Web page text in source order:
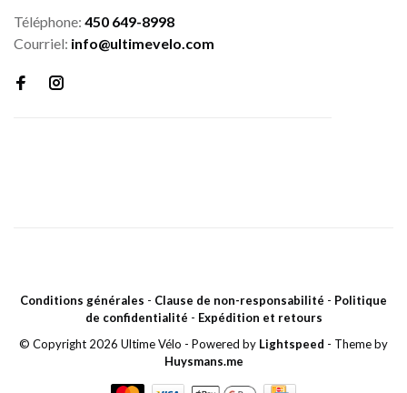
Téléphone: 450 649-8998
Courriel: info@ultimevelo.com
Conditions générales - Clause de non-responsabilité - Politique
de confidentialité - Expédition et retours
© Copyright 2026 Ultime Vélo - Powered by Lightspeed - Theme by
Huysmans.me